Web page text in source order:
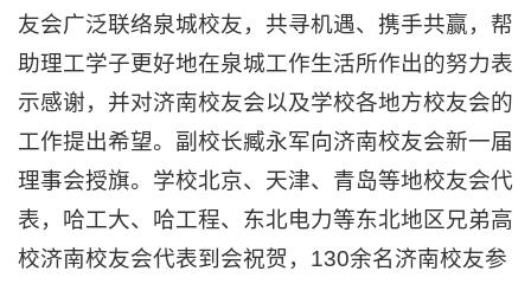
友会广泛联络泉城校友，共寻机遇、携手共赢，帮
助理工学子更好地在泉城工作生活所作出的努力表
示感谢，并对济南校友会以及学校各地方校友会的
工作提出希望。副校长臧永军向济南校友会新一届
理事会授旗。学校北京、天津、青岛等地校友会代
表，哈工大、哈工程、东北电力等东北地区兄弟高
校济南校友会代表到会祝贺，130余名济南校友参